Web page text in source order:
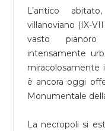
L’antico
villanoviano (IX-
vasto
intensamente
è ancora oggi
Monumentale
La necropoli si